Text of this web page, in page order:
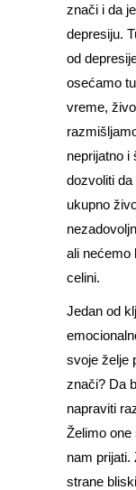
znači i da
depresiju.
od
osećamo
vreme,
neprijatno i
dozvoliti da
ukupno
ali nećemo
celini.
Jedan od
svoje želje
znači? Da
napraviti
Želimo
nam prijati.
strane